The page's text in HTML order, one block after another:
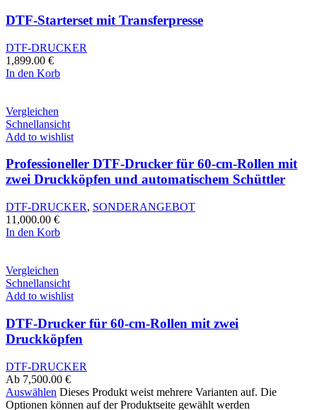
DTF-Starterset mit Transferpresse
DTF-DRUCKER
1,899.00 €
In den Korb
Vergleichen
Schnellansicht
Add to wishlist
Professioneller DTF-Drucker für 60-cm-Rollen mit
zwei Druckköpfen und automatischem Schüttler
DTF-DRUCKER, SONDERANGEBOT
11,000.00 €
In den Korb
Vergleichen
Schnellansicht
Add to wishlist
DTF-Drucker für 60-cm-Rollen mit zwei
Druckköpfen
DTF-DRUCKER
Ab 7,500.00 €
Auswählen Dieses Produkt weist mehrere Varianten auf. Die
Optionen können auf der Produktseite gewählt werden